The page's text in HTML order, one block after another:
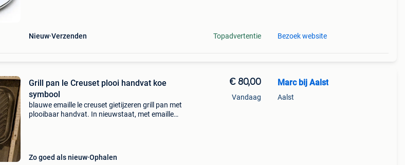
Nieuw Verzenden Topadvertentie Bezoek website
Grill pan le Creuset plooi handvat koe
symbool
​blauwe emaille le creuset gietijzeren grill pan met
plooibaar handvat. In nieuwstaat, met emaille
Zo goed als nieuw Ophalen
€ 80,00
Vandaag
Marc bij Aalst
Aalst